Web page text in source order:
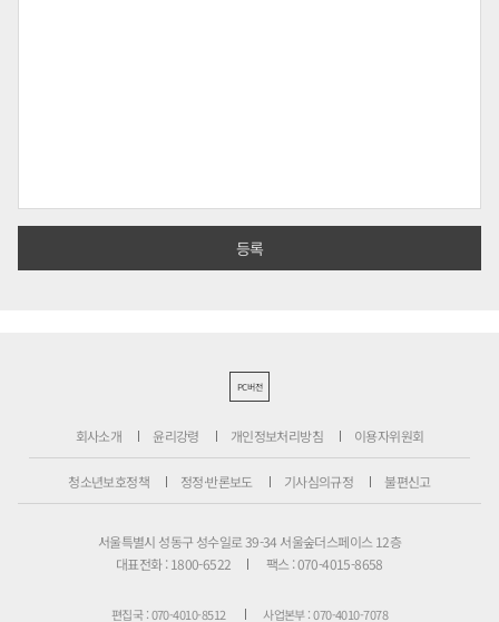
PC버전
회사소개 윤리강령 개인정보처리방침 이용자위원회
청소년보호정책 정정·반론보도 기사심의규정 불편신고
서울특별시 성동구 성수일로 39-34 서울숲더스페이스 12층
대표전화 : 1800-6522
팩스 : 070-4015-8658
편집국 : 070-4010-8512 사업본부 : 070-4010-7078